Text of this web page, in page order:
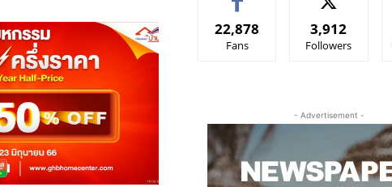
22,878
Fans
3,912
Followers
- Advertisement -